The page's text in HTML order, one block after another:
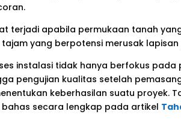
terjadi apabila permukaan tanah
yang berpotensi merusak
instalasi tidak hanya berfokus pada
pengujian kualitas setelah
keberhasilan suatu proyek.
secara lengkap pada artikel